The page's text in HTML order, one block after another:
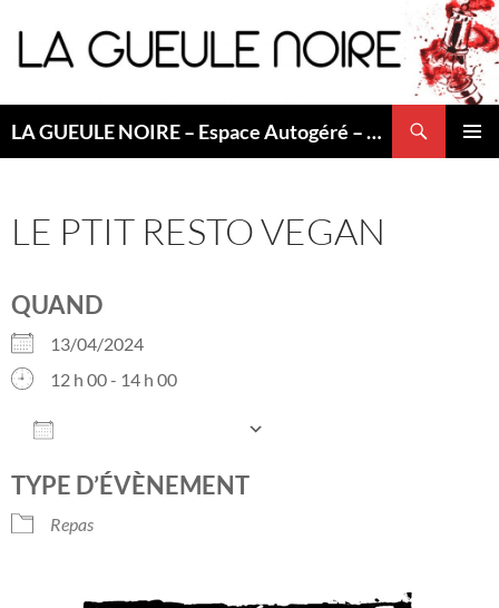
au
contenu
LA GUEULE NOIRE – Espace Autogéré – Saint Etienne
LE PTIT RESTO VEGAN
QUAND
13/04/2024
12 h 00 - 14 h 00
TYPE D’ÉVÈNEMENT
Repas